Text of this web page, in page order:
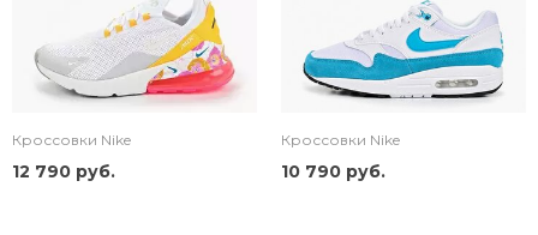
Кроссовки Nike
12 790 руб.
Кроссовки Nike
10 790 руб.